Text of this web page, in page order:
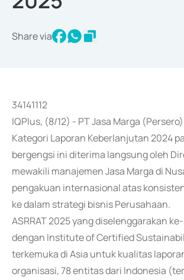
Share via
34141112
IQPlus, (8/12) - PT Jasa Marga
Kategori Laporan Keberlanjutan 2024
bergengsi ini diterima langsung oleh
mewakili manajemen Jasa Marga di
pengakuan internasional atas
ke dalam strategi bisnis Perusahaan.
ASRRAT 2025 yang diselenggarakan
dengan Institute of Certified
terkemuka di Asia untuk kualitas
organisasi, 78 entitas dari Indonesia